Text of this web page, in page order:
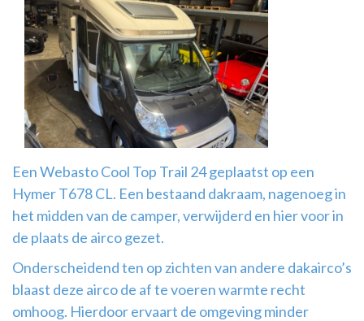
Ultra
Comfort ‘
airco
Airco
montage
Een Webasto Cool Top Trail 24 geplaatst op een
Hymer T678 CL. Een bestaand dakraam, nagenoeg in
het midden van de camper, verwijderd en hier voor in
de plaats de airco gezet.
Onderscheidend ten op zichten van andere dakairco’s
blaast deze airco de af te voeren warmte recht
omhoog. Hierdoor ervaart de omgeving minder